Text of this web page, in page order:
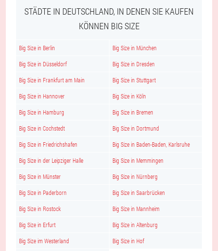
STÄDTE IN DEUTSCHLAND, IN DENEN SIE KAUFEN
KÖNNEN BIG SIZE
Big Size in Berlin Big Size in München
Big Size in Düsseldorf Big Size in Dresden
Big Size in Frankfurt am Main Big Size in Stuttgart
Big Size in Hannover Big Size in Köln
Big Size in Hamburg Big Size in Bremen
Big Size in Cochstedt Big Size in Dortmund
Big Size in Friedrichshafen Big Size in Baden-Baden, Karlsruhe
Big Size in der Leipziger Halle Big Size in Memmingen
Big Size in Münster Big Size in Nürnberg
Big Size in Paderborn Big Size in Saarbrücken
Big Size in Rostock Big Size in Mannheim
Big Size in Erfurt Big Size in Altenburg
Big Size im Westerland Big Size in Hof